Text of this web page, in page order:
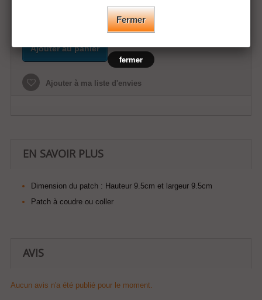
Ajouter au panier
Ajouter à ma liste d'envies
EN SAVOIR PLUS
Dimension du patch : Hauteur 9.5cm et largeur 9.5cm
Patch à coudre ou coller
AVIS
Aucun avis n'a été publié pour le moment.
Fermer
fermer